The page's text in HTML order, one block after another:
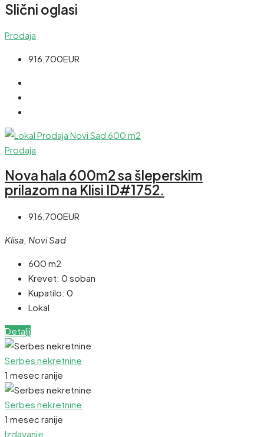
Slični oglasi
Prodaja
916,700EUR
Prodaja
Nova hala 600m2 sa šleperskim
prilazom na Klisi ID#1752.
916,700EUR
Klisa, Novi Sad
600 m2
Krevet: 0 soban
Kupatilo: 0
Lokal
Detalji
Serbes nekretnine
1 mesec ranije
Serbes nekretnine
1 mesec ranije
Izdavanje